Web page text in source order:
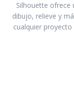
Silhouette ofrece
dibujo, relieve y
cualquier